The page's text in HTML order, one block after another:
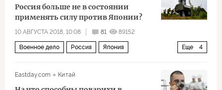
Россия больше не в состоянии
применять силу против Японии?
10 АВГУСТА 2018, 10:08 81 89152
Еще 4
Военное дело Россия Япония
производство вооружений
Eastday.com Китай